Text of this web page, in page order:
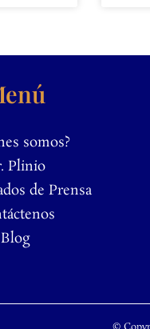
somos?
Plinio
de Prensa
Blog